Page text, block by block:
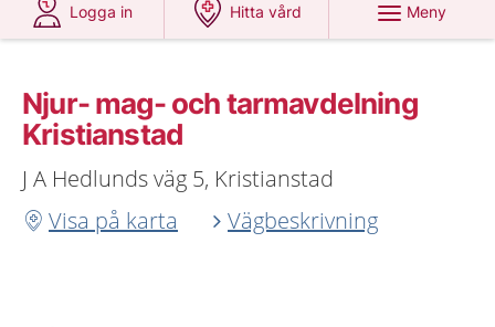
Logga in
Hitta vård
Meny
Njur- mag- och tarmavdelning
Kristianstad
J A Hedlunds väg 5, Kristianstad
Visa på karta
Vägbeskrivning